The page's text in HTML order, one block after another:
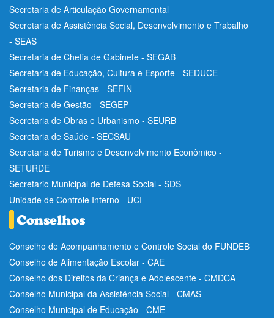
Secretaria de Articulação Governamental
Secretaria de Assistência Social, Desenvolvimento e Trabalho
- SEAS
Secretaria de Chefia de Gabinete - SEGAB
Secretaria de Educação, Cultura e Esporte - SEDUCE
Secretaria de Finanças - SEFIN
Secretaria de Gestão - SEGEP
Secretaria de Obras e Urbanismo - SEURB
Secretaria de Saúde - SECSAU
Secretaria de Turismo e Desenvolvimento Econômico -
SETURDE
Secretario Municipal de Defesa Social - SDS
Unidade de Controle Interno - UCI
Conselho de Acompanhamento e Controle Social do FUNDEB
Conselho de Alimentação Escolar - CAE
Conselho dos Direitos da Criança e Adolescente - CMDCA
Conselho Municipal da Assistência Social - CMAS
Conselho Municipal de Educação - CME